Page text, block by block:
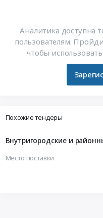
Аналитика доступна
пользователям.
чтобы
Похожие тендеры
Внутригородские и
Место поставки